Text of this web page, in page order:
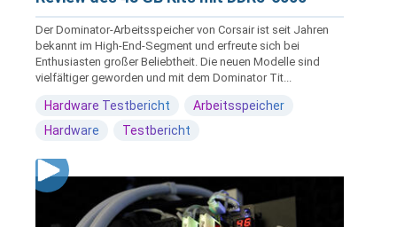
Der Dominator-Arbeitsspeicher von Corsair ist seit Jahren
bekannt im High-End-Segment und erfreute sich bei
Enthusiasten großer Beliebtheit. Die neuen Modelle sind
vielfältiger geworden und mit dem Dominator Tit...
Hardware Testbericht
Arbeitsspeicher
Hardware
Testbericht